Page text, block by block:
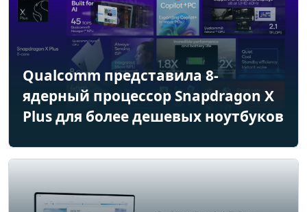
Qualcomm представила 8-
ядерный процессор Snapdragon X
Plus для более дешевых ноутбуков